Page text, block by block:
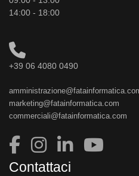
14:00 - 18:00
+39 06 4080 0490
marketing@fatainformatica.com
commerciali@fatainformatica.com
Contattaci